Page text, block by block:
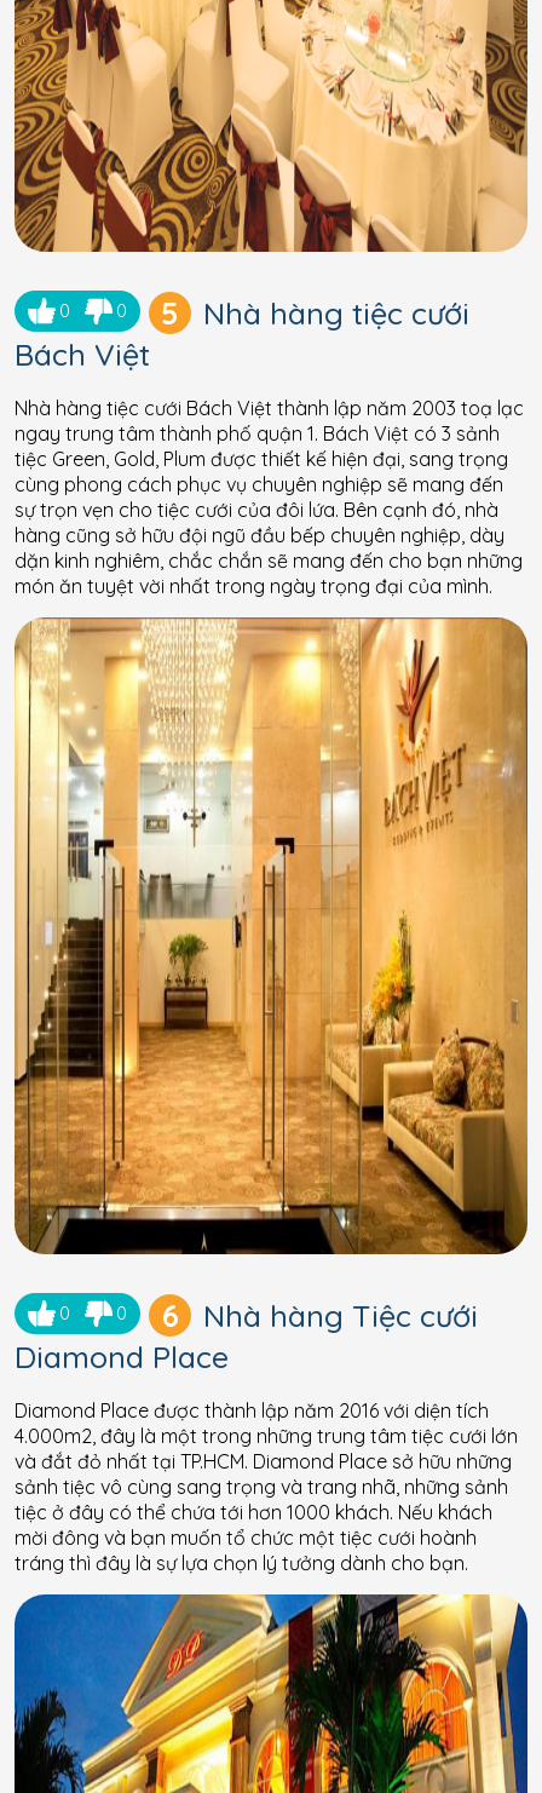
0 0 5
Nhà hàng tiệc cưới
Bách Việt
Nhà hàng tiệc cưới Bách Việt thành lập năm 2003 toạ lạc
ngay trung tâm thành phố quận 1. Bách Việt có 3 sảnh
tiệc Green, Gold, Plum được thiết kế hiện đại, sang trọng
cùng phong cách phục vụ chuyên nghiệp sẽ mang đến
sự trọn vẹn cho tiệc cưới của đôi lứa. Bên cạnh đó, nhà
hàng cũng sở hữu đội ngũ đầu bếp chuyên nghiệp, dày
dặn kinh nghiêm, chắc chắn sẽ mang đến cho bạn những
món ăn tuyệt vời nhất trong ngày trọng đại của mình.
0 0 6
Nhà hàng Tiệc cưới
Diamond Place
Diamond Place được thành lập năm 2016 với diện tích
4.000m2, đây là một trong những trung tâm tiệc cưới lớn
và đắt đỏ nhất tại TP.HCM. Diamond Place sở hữu những
sảnh tiệc vô cùng sang trọng và trang nhã, những sảnh
tiệc ở đây có thể chứa tới hơn 1000 khách. Nếu khách
mời đông và bạn muốn tổ chức một tiệc cưới hoành
tráng thì đây là sự lựa chọn lý tưởng dành cho bạn.